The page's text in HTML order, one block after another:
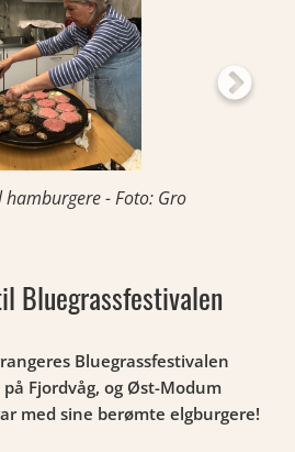
- Foto: Gro
Bluegrassfestivalen
Bluegrassfestivalen
på Fjordvåg, og Øst-Modum
med sine berømte elgburgere!